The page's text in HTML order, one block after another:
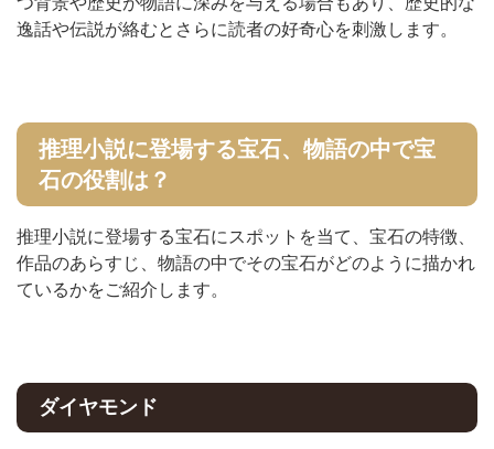
逸話や伝説が絡むとさらに読者の好奇心を刺激します。
推理小説に登場する宝石、物語の中で宝
石の役割は？
推理小説に登場する宝石にスポットを当て、宝石の特徴、
作品のあらすじ、物語の中でその宝石がどのように描かれ
ているかをご紹介します。
ダイヤモンド